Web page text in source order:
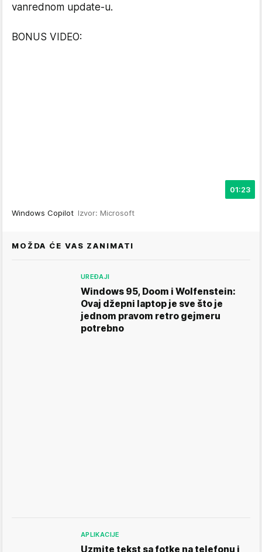
vanrednom update-u.
BONUS VIDEO:
01:23
Windows Copilot Izvor: Microsoft
MOŽDA ĆE VAS ZANIMATI
UREĐAJI
Windows 95, Doom i Wolfenstein:
Ovaj džepni laptop je sve što je
jednom pravom retro gejmeru
potrebno
APLIKACIJE
Uzmite tekst sa fotke na telefonu i